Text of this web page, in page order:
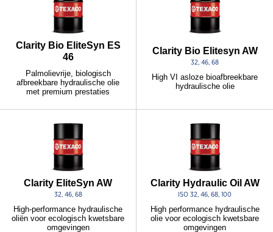
Clarity Bio EliteSyn ES
46
Palmolievrije, biologisch
afbreekbare hydraulische olie
met premium prestaties
Clarity Bio Elitesyn AW
32, 46, 68
High VI asloze bioafbreekbare
hydraulische olie
Clarity EliteSyn AW
32, 46, 68
High-performance hydraulische
oliën voor ecologisch kwetsbare
omgevingen
Clarity Hydraulic Oil AW
ISO 32, 46, 68, 100
High performance hydraulische
olie voor ecologisch kwetsbare
omgevingen